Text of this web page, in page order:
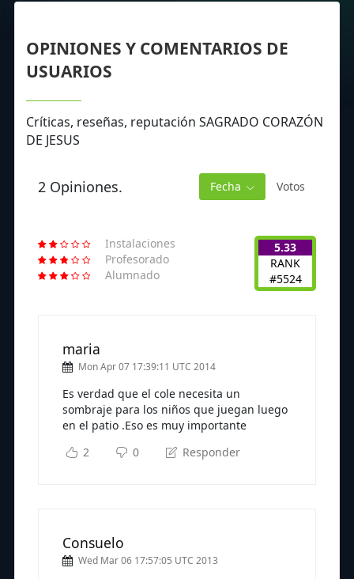
OPINIONES Y COMENTARIOS DE
USUARIOS
Críticas, reseñas, reputación SAGRADO CORAZÓN
DE JESUS
2 Opiniones. Fecha Votos
Instalaciones
Profesorado
Alumnado
5.33
RANK
#5524
maria
Mon Apr 07 17:39:11 UTC 2014
Es verdad que el cole necesita un
sombraje para los niños que juegan luego
en el patio .Eso es muy importante
2
0 Responder
Consuelo
Wed Mar 06 17:57:05 UTC 2013